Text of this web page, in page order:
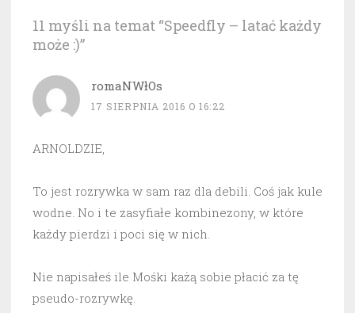
11 myśli na temat “Speedfly – latać każdy
może :)”
romaNWłOs
17 SIERPNIA 2016 O 16:22
ARNOLDZIE,
To jest rozrywka w sam raz dla debili. Coś jak kule
wodne. No i te zasyfiałe kombinezony, w które
każdy pierdzi i poci się w nich.
Nie napisałeś ile Mośki każą sobie płacić za tę
pseudo-rozrywkę.